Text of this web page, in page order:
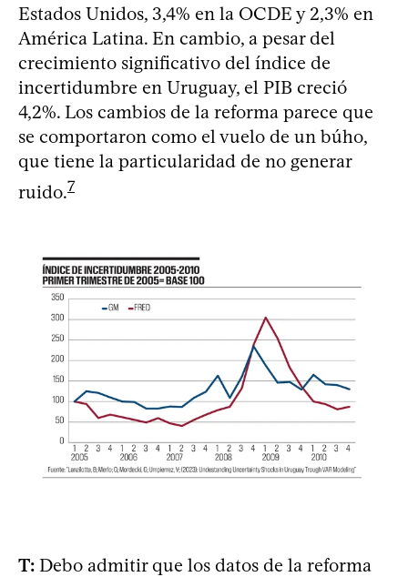
Estados Unidos, 3,4% en la OCDE y 2,3% en
América Latina. En cambio, a pesar del
crecimiento significativo del índice de
incertidumbre en Uruguay, el PIB creció
4,2%. Los cambios de la reforma parece que
se comportaron como el vuelo de un búho,
que tiene la particularidad de no generar
ruido.7
T: Debo admitir que los datos de la reforma